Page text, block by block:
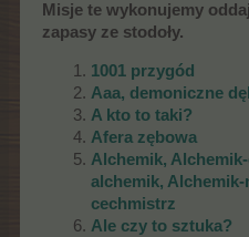
Misje te wykonujemy
zapasy ze stodoły.
1001 przygód
Aaa, demoniczne
A kto to taki?
Afera zębowa
Alchemik,
alchemik, Alchemik-
cechmistrz
Ale czy to sztuka?